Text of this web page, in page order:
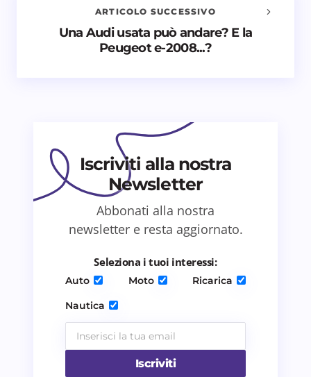
Salva il mio nome e email in questo browser
per il prossimo commento.
Invia commento
ARTICOLO SUCCESSIVO
Una Audi usata può andare? E la
Peugeot e-2008...?
Iscriviti alla nostra
Newsletter
Abbonati alla nostra
newsletter e resta aggiornato.
Seleziona i tuoi interessi:
Auto Moto
Ricarica
Nautica
Iscriviti